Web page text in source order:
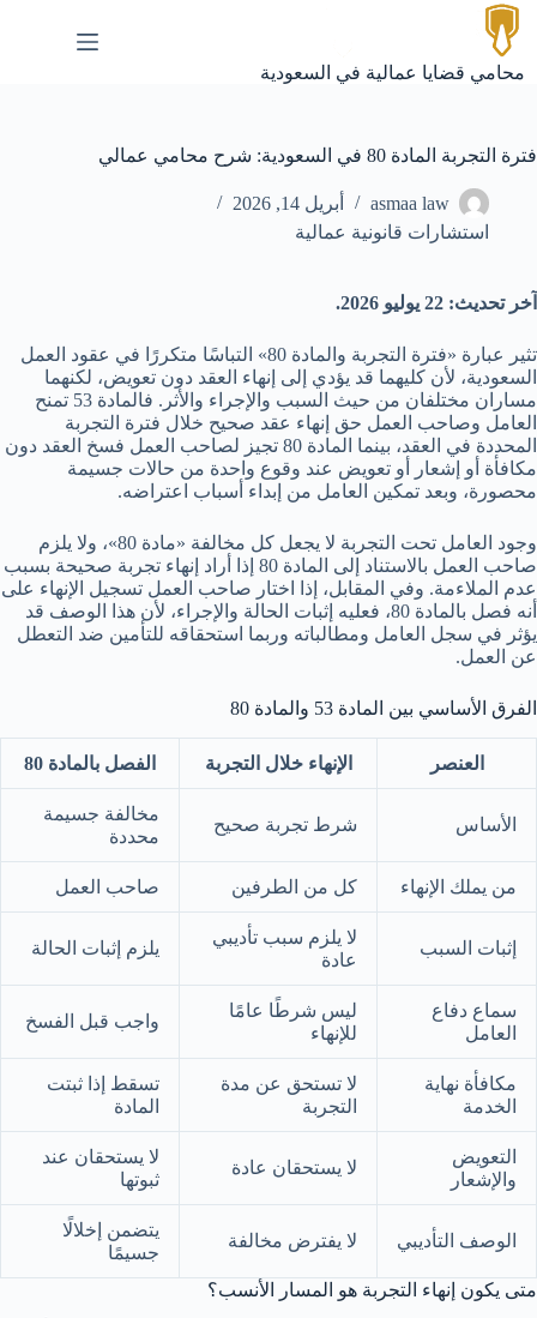
التجاوز
إلى
المحتوى
محامي قضايا عمالية في السعودية
فترة التجربة المادة 80 في السعودية: شرح محامي عمالي
asmaa law
أبريل 14, 2026
استشارات قانونية عمالية
آخر تحديث: 22 يوليو 2026.
تثير عبارة «فترة التجربة والمادة 80» التباسًا متكررًا في عقود العمل
السعودية، لأن كليهما قد يؤدي إلى إنهاء العقد دون تعويض، لكنهما
مساران مختلفان من حيث السبب والإجراء والأثر. فالمادة 53 تمنح
العامل وصاحب العمل حق إنهاء عقد صحيح خلال فترة التجربة
المحددة في العقد، بينما المادة 80 تجيز لصاحب العمل فسخ العقد دون
مكافأة أو إشعار أو تعويض عند وقوع واحدة من حالات جسيمة
محصورة، وبعد تمكين العامل من إبداء أسباب اعتراضه.
وجود العامل تحت التجربة لا يجعل كل مخالفة «مادة 80»، ولا يلزم
صاحب العمل بالاستناد إلى المادة 80 إذا أراد إنهاء تجربة صحيحة بسبب
عدم الملاءمة. وفي المقابل، إذا اختار صاحب العمل تسجيل الإنهاء على
أنه فصل بالمادة 80، فعليه إثبات الحالة والإجراء، لأن هذا الوصف قد
يؤثر في سجل العامل ومطالباته وربما استحقاقه للتأمين ضد التعطل
عن العمل.
الفرق الأساسي بين المادة 53 والمادة 80
العنصر الإنهاء خلال التجربة الفصل بالمادة 80
الأساس شرط تجربة صحيح
مخالفة جسيمة
محددة
من يملك الإنهاء كل من الطرفين صاحب العمل
إثبات السبب
لا يلزم سبب تأديبي
عادة
يلزم إثبات الحالة
سماع دفاع
العامل
ليس شرطًا عامًا
للإنهاء
واجب قبل الفسخ
مكافأة نهاية
الخدمة
لا تستحق عن مدة
التجربة
تسقط إذا ثبتت
المادة
التعويض
والإشعار
لا يستحقان عادة
لا يستحقان عند
ثبوتها
الوصف التأديبي لا يفترض مخالفة
يتضمن إخلالًا
جسيمًا
متى يكون إنهاء التجربة هو المسار الأنسب؟